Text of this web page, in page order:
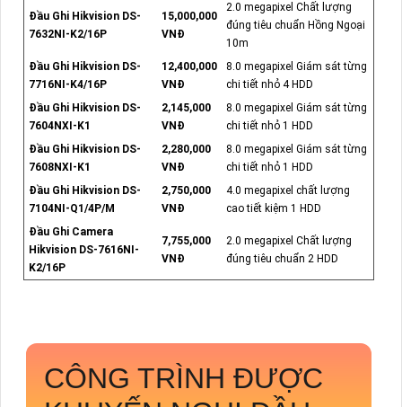
Đầu Ghi Hikvision DS-
7632NI-K2/16P
15,000,000
VNĐ
2.0 megapixel Chất lượng
đúng tiêu chuẩn Hồng Ngoại
10m
Đầu Ghi Hikvision DS-
7716NI-K4/16P
12,400,000
VNĐ
8.0 megapixel Giám sát từng
chi tiết nhỏ 4 HDD
Đầu Ghi Hikvision DS-
7604NXI-K1
2,145,000
VNĐ
8.0 megapixel Giám sát từng
chi tiết nhỏ 1 HDD
Đầu Ghi Hikvision DS-
7608NXI-K1
2,280,000
VNĐ
8.0 megapixel Giám sát từng
chi tiết nhỏ 1 HDD
Đầu Ghi Hikvision DS-
7104NI-Q1/4P/M
2,750,000
VNĐ
4.0 megapixel chất lượng
cao tiết kiệm 1 HDD
Đầu Ghi Camera
Hikvision DS-7616NI-
K2/16P
7,755,000
VNĐ
2.0 megapixel Chất lượng
đúng tiêu chuẩn 2 HDD
CÔNG TRÌNH ĐƯỢC